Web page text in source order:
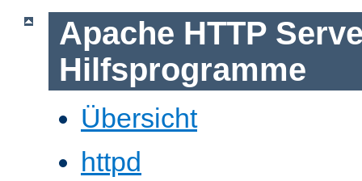
Apache HTTP
Hilfsprogramme
Übersicht
httpd